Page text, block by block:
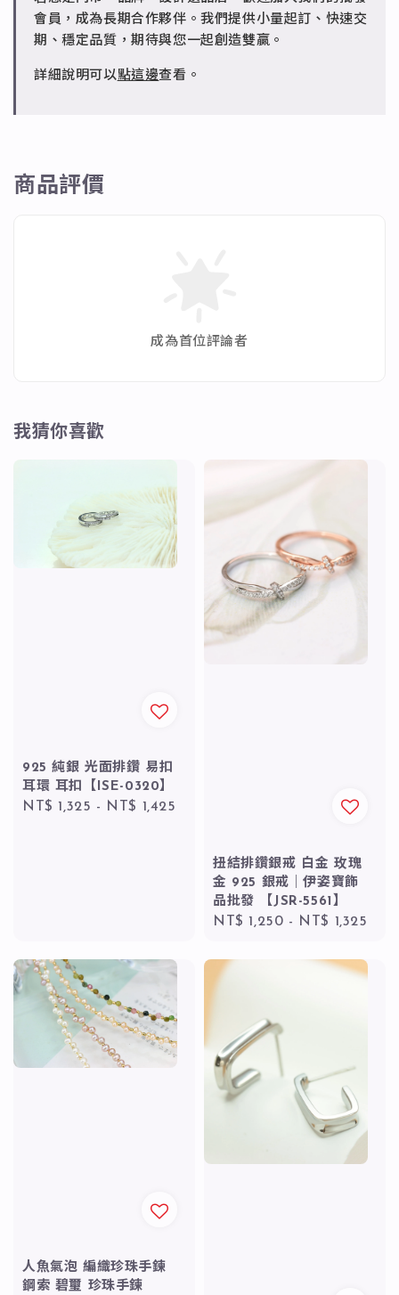
✻ 批發會員
請聯繫 LINE 客服 @jfq1926j 協助處理。
會員，成為長期合作夥伴。我們提供小量起訂、快速交
期、穩定品質，期待與您一起創造雙贏。
詳細說明可以點這邊查看。
商品評價
成為首位評論者
我猜你喜歡
925 純銀 光面排鑽 易扣
耳環 耳扣【ISE-0320】
Regular
NT$ 1,325 - NT$ 1,425
扭結排鑽銀戒 白金 玫瑰
金 925 銀戒｜伊姿寶飾
品批發 【JSR-5561】
Regular
NT$ 1,250 - NT$ 1,325
人魚氣泡 編織珍珠手鍊
鋼索 碧璽 珍珠手鍊